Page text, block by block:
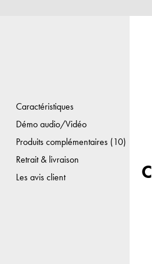
Caractéristiques
Démo audio/Vidéo
Produits complémentaires (10)
Retrait & livraison
Les avis client